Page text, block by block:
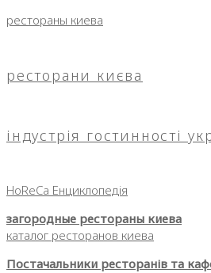
рестораны киева
ресторани києва
індустрія гостинності
HoReCa Енциклопедія
загородные рестораны киева
каталог ресторанов киева
Постачальники ресторанів та